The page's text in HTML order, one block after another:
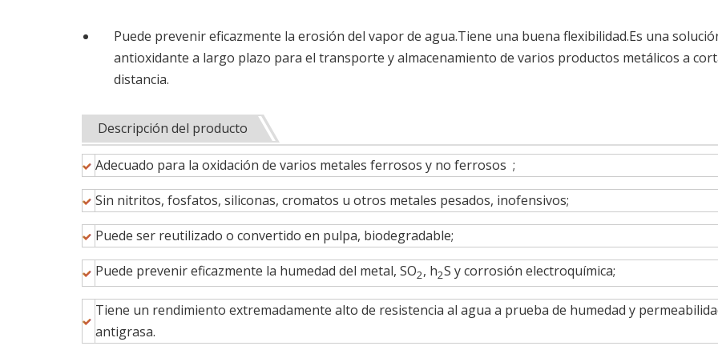
Puede prevenir eficazmente la erosión del vapor de agua.Tiene una buena flexibilidad.Es una
antioxidante a largo plazo para el transporte y almacenamiento de varios productos metálicos a
distancia.
Descripción del producto
Adecuado para la oxidación de varios metales ferrosos y no ferrosos ;
Sin nitritos, fosfatos, siliconas, cromatos u otros metales pesados, inofensivos;
Puede ser reutilizado o convertido en pulpa, biodegradable;
Puede prevenir eficazmente la humedad del metal, SO2, h2S y corrosión electroquímica;
Tiene un rendimiento extremadamente alto de resistencia al agua a prueba de humedad y
antigrasa.